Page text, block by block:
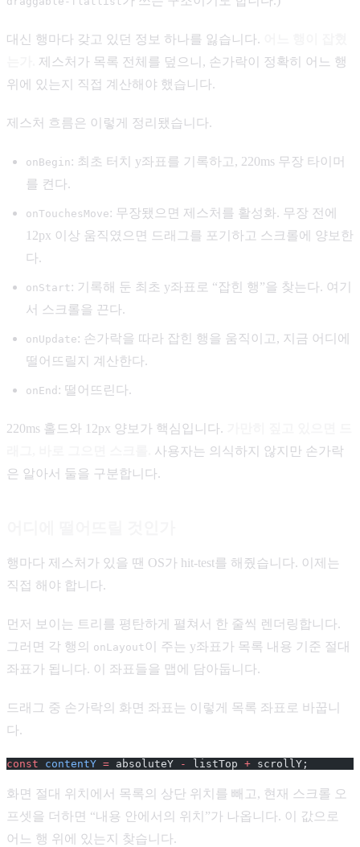
대신 행마다 갖고 있던 정보 하나를 잃습니다.
제스처가 목록 전체를 덮으니, 손가락이 정확히 어느 행
위에 있는지 직접 계산해야 했습니다.
제스처 흐름은 이렇게 정리됐습니다.
onBegin : 최초 터치 y좌표를 기록하고, 220ms 무장 타이머
를 켠다.
onTouchesMove : 무장됐으면 제스처를 활성화. 무장 전에
12px 이상 움직였으면 드래그를 포기하고 스크롤에 양보한
다.
onStart : 기록해 둔 최초 y좌표로 “잡힌 행”을 찾는다. 여기
서 스크롤을 끈다.
onUpdate : 손가락을 따라 잡힌 행을 움직이고, 지금 어디에
떨어뜨릴지 계산한다.
onEnd : 떨어뜨린다.
220ms 홀드와 12px 양보가 핵심입니다.
사용자는 의식하지 않지만 손가락
은 알아서 둘을 구분합니다.
행마다 제스처가 있을 땐 OS가 hit-test를 해줬습니다. 이제는
직접 해야 합니다.
먼저 보이는 트리를 평탄하게 펼쳐서 한 줄씩 렌더링합니다.
그러면 각 행의
onLayout 이 주는 y좌표가 목록 내용 기준 절대
좌표가 됩니다. 이 좌표들을 맵에 담아둡니다.
드래그 중 손가락의 화면 좌표는 이렇게 목록 좌표로 바꿉니
다.
const contentY = absoluteY - listTop + scrollY;
화면 절대 위치에서 목록의 상단 위치를 빼고, 현재 스크롤 오
프셋을 더하면 “내용 안에서의 위치”가 나옵니다. 이 값으로
어느 행 위에 있는지 찾습니다.